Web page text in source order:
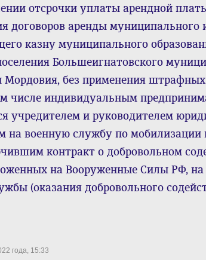
отсрочки уплаты арендной
договоров аренды муниципального
казну муниципального
Большеигнатовского
Мордовия, без применения
числе индивидуальным
учредителем и руководителем
на военную службу по
контракт о добровольном
на Вооруженные Силы РФ,
(оказания добровольного
года, 15:33